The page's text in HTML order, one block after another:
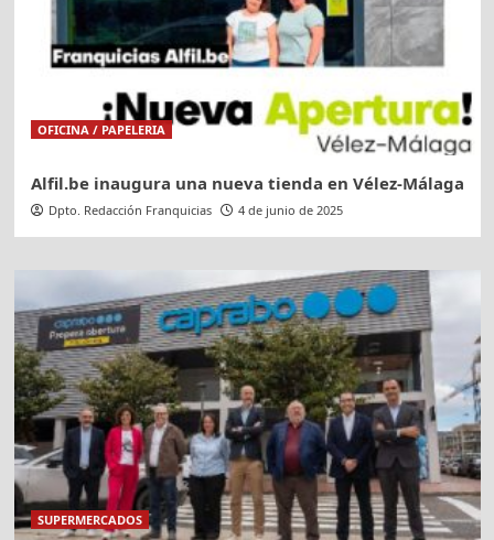
OFICINA / PAPELERIA
Alfil.be inaugura una nueva tienda en Vélez-Málaga
Dpto. Redacción Franquicias 4 de junio de 2025
SUPERMERCADOS